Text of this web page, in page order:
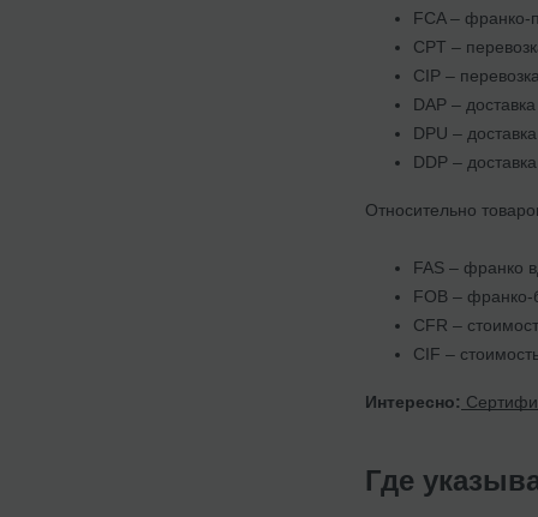
FCA – франко-
CPT –
CIP –
DAP –
DPU –
DDP –
Относительно
FAS – франко
FOB – франко-
CFR –
CIF –
Интересно:
Где